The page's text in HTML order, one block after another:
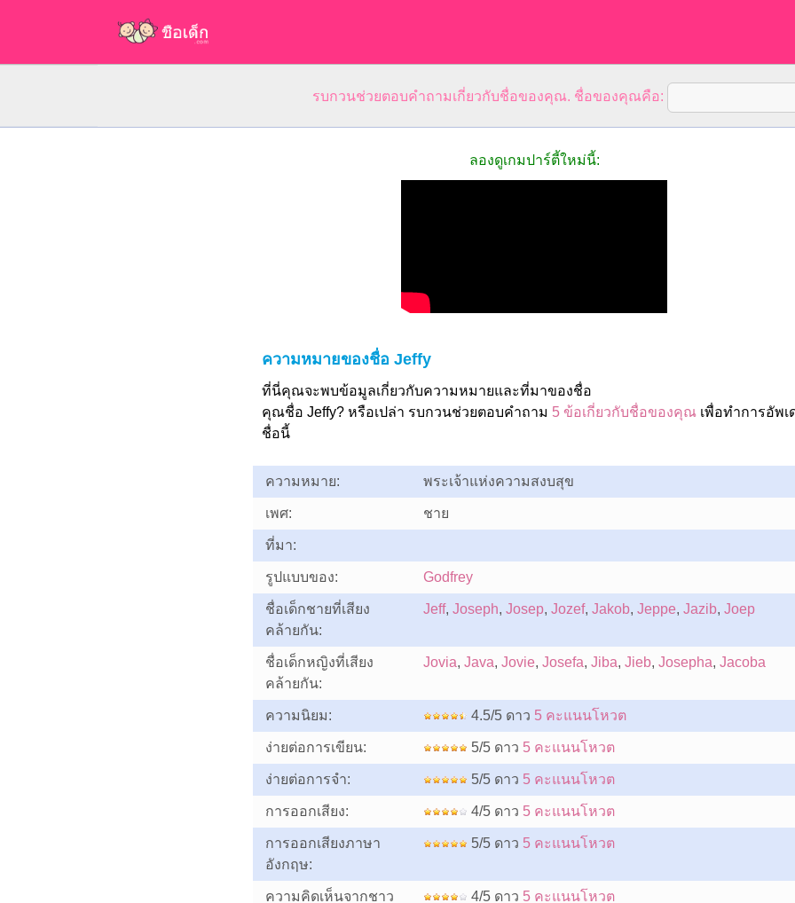
รบกวนช่วยตอบคำถามเกี่ยวกับชื่อของคุณ. ชื่อของคุณคือ:
ลองดูเกมปาร์ตี้ใหม่นี้:
ความหมายของชื่อ Jeffy
ที่นี่คุณจะพบข้อมูลเกี่ยวกับความหมายและที่มาของชื่อ
คุณชื่อ Jeffy? หรือเปล่า รบกวนช่วยตอบคำถาม 5 ข้อเกี่ยวกับชื่อของคุณเพื่อทำการอัพเ
ชื่อนี้
ความหมาย: พระเจ้าแห่งความสงบสุข
เพศ: ชาย
ที่มา:
รูปแบบของ: Godfrey
ชื่อเด็กชายที่เสียง
คล้ายกัน:
Jeff, Joseph, Josep, Jozef, Jakob, Jeppe, Jazib, Joep
ชื่อเด็กหญิงที่เสียง
คล้ายกัน:
Jovia, Java, Jovie, Josefa, Jiba, Jieb, Josepha, Jacoba
ความนิยม: 4.5/5 ดาว 5 คะแนนโหวต
ง่ายต่อการเขียน: 5/5 ดาว 5 คะแนนโหวต
ง่ายต่อการจำ: 5/5 ดาว 5 คะแนนโหวต
การออกเสียง: 4/5 ดาว 5 คะแนนโหวต
การออกเสียงภาษา
อังกฤษ:
5/5 ดาว 5 คะแนนโหวต
ความคิดเห็นจากชาว
4/5 ดาว 5 คะแนนโหวต